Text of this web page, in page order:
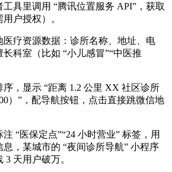
具里调用 “腾讯位置服务 API”，获取
户授权）。
医疗资源数据：诊所名称、地址、电
科室（比如 “小儿感冒”“中医推
序，显示 “距离 1.2 公里 XX 社区诊所
）”，配导航按钮，点击直接跳微信地
“医保定点”“24 小时营业” 标签，用
息，某城市的 “夜间诊所导航” 小程序
天用户破万。